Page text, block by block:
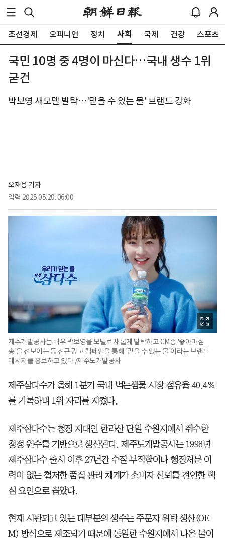
조선경제 오피니언 정치 사회 국제 건강 스포츠
국민 10명 중 4명이 마신다…국내 생수 1위
굳건
박보영 새모델 발탁…'믿을 수 있는 물' 브랜드 강화
오재용 기자
입력 2025.05.20. 06:00
제주개발공사는 배우 박보영을 모델로 새롭게 발탁하고 CM송 '좋아마심
송'을 선보이는 등 신규 광고 캠페인을 통해 '믿을 수 있는 물'이라는 브랜드
메시지를 홍보하고 있다./제주도개발공사
제주삼다수가 올해 1분기 국내 먹는샘물 시장 점유율 40.4%
를 기록하며 1위 자리를 지켰다.
제주삼다수는 청정 지대인 한라산 단일 수원지에서 취수한
청정 원수를 기반으로 생산된다. 제주도개발공사는 1998년
제주삼다수 출시 이후 27년간 수질 부적합이나 행정처분 이
력이 없는 철저한 품질 관리 체계가 소비자 신뢰를 견인한 핵
심 요인으로 꼽았다.
현재 시판되고 있는 대부분의 생수는 주문자 위탁 생산(OE
M) 방식으로 제조되기 때문에 동일한 수원지에서 나온 물이